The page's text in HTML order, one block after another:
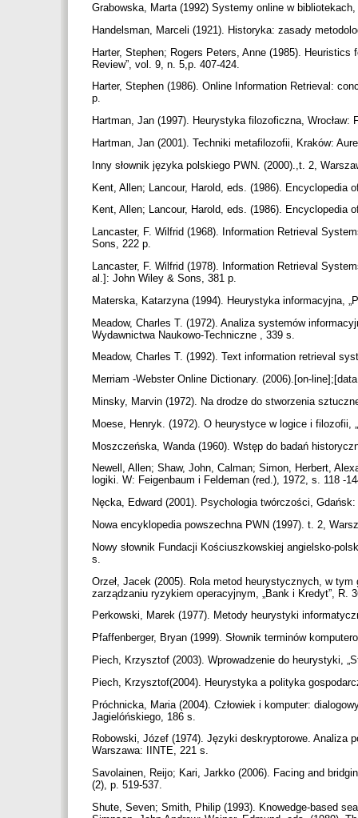
Grabowska, Marta (1992) Systemy online w
Handelsman, Marceli (1921). Historyka: zasady
Harter, Stephen; Rogers Peters, Anne (1985).
Review”, vol. 9, n. 5,p. 407-424.
Harter, Stephen (1986). Online Information Retrieval:
p.
Hartman, Jan (1997). Heurystyka filozoficzna,
Hartman, Jan (2001). Techniki metafilozofii, Kraków:
Inny słownik języka polskiego PWN. (2000).,t. 2,
Kent, Allen; Lancour, Harold, eds. (1986).
Kent, Allen; Lancour, Harold, eds. (1986).
Lancaster, F. Wilfrid (1968). Information Retrieval
Sons, 222 p.
Lancaster, F. Wilfrid (1978). Information Retrieval
al.]: John Wiley & Sons, 381 p.
Materska, Katarzyna (1994). Heurystyka informacyjna,
Meadow, Charles T. (1972). Analiza systemów
Wydawnictwa Naukowo-Techniczne , 339 s.
Meadow, Charles T. (1992). Text information retrieval
Merriam -Webster Online Dictionary. (2006).[on-
Minsky, Marvin (1972). Na drodze do stworzenia
Moese, Henryk. (1972). O heurystyce w logice i
Moszczeńska, Wanda (1960). Wstęp do badań
Newell, Allen; Shaw, John, Calman; Simon, Herbert,
logiki. W: Feigenbaum i Feldeman (red.), 1972, s. 118 -
Nęcka, Edward (2001). Psychologia twórczości,
Nowa encyklopedia powszechna PWN (1997). t. 2,
Nowy słownik Fundacji Kościuszkowskiej angielsko-
s.
Orzeł, Jacek (2005). Rola metod heurystycznych, w
zarządzaniu ryzykiem operacyjnym, „Bank i Kredyt”, R.
Perkowski, Marek (1977). Metody heurystyki
Pfaffenberger, Bryan (1999). Słownik terminów
Piech, Krzysztof (2003). Wprowadzenie do heurystyki,
Piech, Krzysztof(2004). Heurystyka a polityka
Próchnicka, Maria (2004). Człowiek i komputer:
Jagielóńskiego, 186 s.
Robowski, Józef (1974). Języki deskryptorowe. Analiza
Warszawa: IINTE, 221 s.
Savolainen, Reijo; Kari, Jarkko (2006). Facing and
(2), p. 519-537.
Shute, Seven; Smith, Philip (1993). Knowedge-based